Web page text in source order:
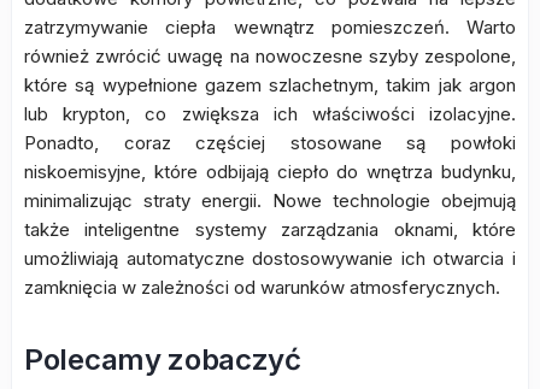
zatrzymywanie ciepła wewnątrz pomieszczeń. Warto
również zwrócić uwagę na nowoczesne szyby zespolone,
które są wypełnione gazem szlachetnym, takim jak argon
lub krypton, co zwiększa ich właściwości izolacyjne.
Ponadto, coraz częściej stosowane są powłoki
niskoemisyjne, które odbijają ciepło do wnętrza budynku,
minimalizując straty energii. Nowe technologie obejmują
także inteligentne systemy zarządzania oknami, które
umożliwiają automatyczne dostosowywanie ich otwarcia i
zamknięcia w zależności od warunków atmosferycznych.
Polecamy zobaczyć